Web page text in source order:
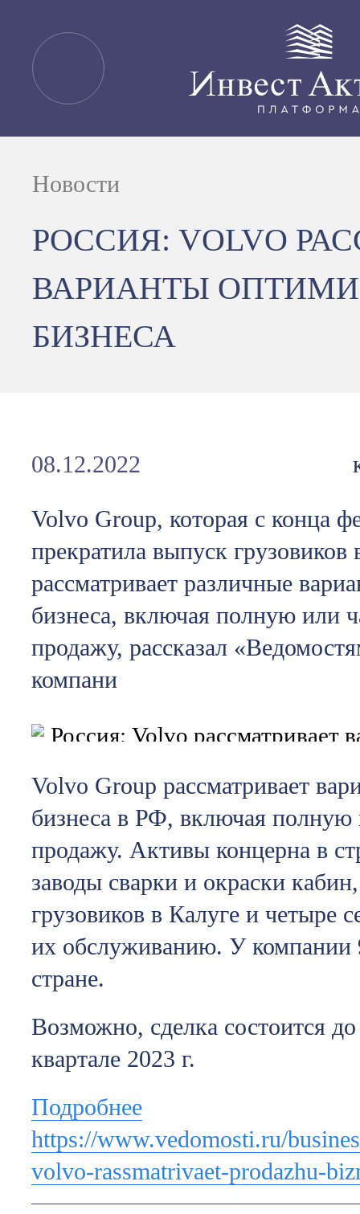
Новости
РОССИЯ: VOLVO
ВАРИАНТЫ
БИЗНЕСА
08.12.2022
Volvo Group, которая с конца
прекратила выпуск грузовиков
рассматривает различные
бизнеса, включая полную или
продажу, рассказал
компани
Volvo Group рассматривает
бизнеса в РФ, включая полную
продажу. Активы концерна в
заводы сварки и окраски
грузовиков в Калуге и четыре
их обслуживанию. У компании
стране.
Возможно, сделка состоится
квартале 2023 г.
Подробнее
https://www.vedomosti.ru/
volvo-rassmatrivaet-prodazhu-